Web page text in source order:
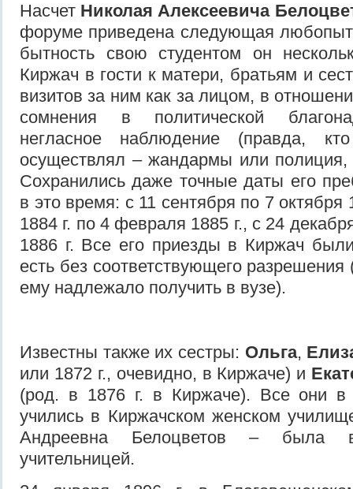
Насчет Николая Алексеевича
форуме приведена следующая
бытность свою студентом он
Киржач в гости к матери, братьям и
визитов за ним как за лицом, в
сомнения в политической
негласное наблюдение (правда,
осуществлял – жандармы или полиция,
Сохранились даже точные даты его
в это время: с 11 сентября по 7 октября
1884 г. по 4 февраля 1885 г., с 24
1886 г. Все его приезды в Киржач
есть без соответствующего
ему надлежало получить в вузе).
Известны также их сестры: Ольга,
или 1872 г., очевидно, в Киржаче) и
(род. в 1876 г. в Киржаче). Все они в
учились в Киржачском женском
Андреевна Белоцветов – была
учительницей.